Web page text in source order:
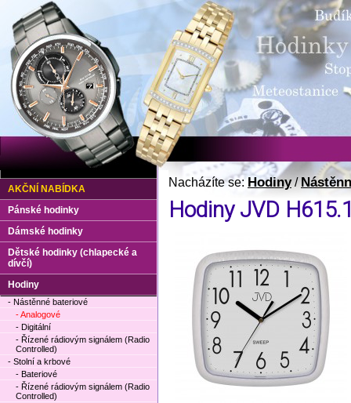
Nacházíte se:Hodiny/
Hodiny JVD
AKČNÍ NABÍDKA
Pánské hodinky
Dámské hodinky
Dětské hodinky (chlapecké a
dívčí)
Hodiny
- Nástěnné bateriové
- Analogové
- Digitální
- Řízené rádiovým signálem (Radio
Controlled)
- Stolní a krbové
- Bateriové
- Řízené rádiovým signálem (Radio
Controlled)